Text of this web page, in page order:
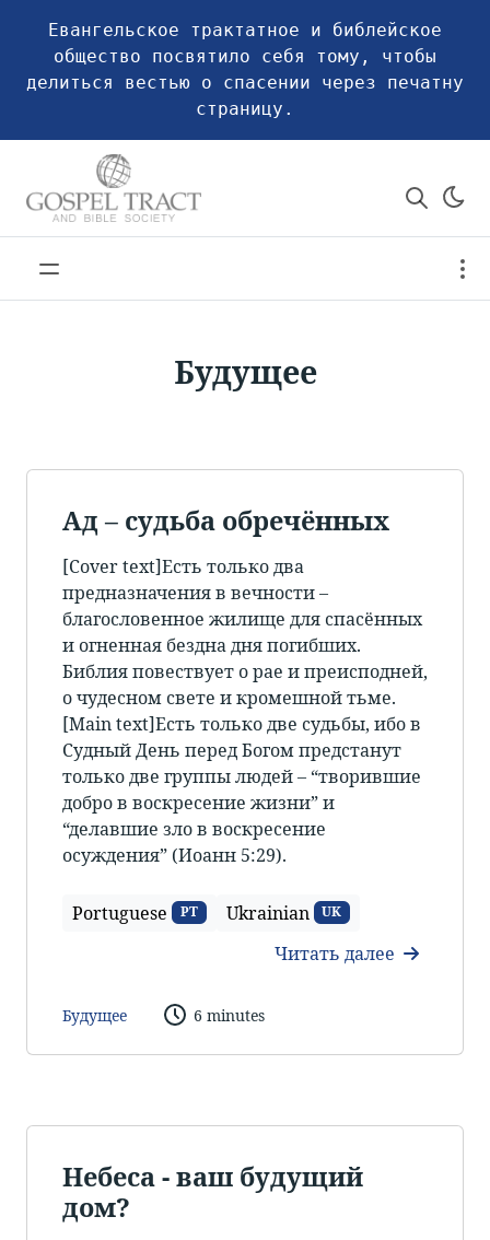
Евангельское трактатное и библейское
общество посвятило себя тому, чтобы
делиться вестью о спасении через печатну
страницу.
Будущее
Ад – судьба обречённых
[Cover text]Есть только два
предназначения в вечности –
благословенное жилище для спасённых
и огненная бездна дня погибших.
Библия повествует о рае и преисподней,
о чудесном свете и кромешной тьме.
[Main text]Есть только две судьбы, ибо в
Судный День перед Богом предстанут
только две группы людей – “творившие
добро в воскресение жизни” и
“делавшие зло в воскресение
осуждения” (Иоанн 5:29).
Portuguese PT Ukrainian UK
Читать далее
Будущее 6 minutes
Небеса - ваш будущий
дом?